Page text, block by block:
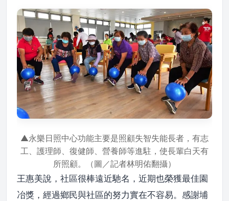
▲永樂日照中心功能主要是照顧失智失能長者，有志
工、護理師、復健師、營養師等進駐，使長輩白天有
所照顧。（圖／記者林明佑翻攝）
王惠美說，社區很棒遠近馳名，近期也榮獲最佳園
冶獎，經過鄉民與社區的努力實在不容易。感謝埔